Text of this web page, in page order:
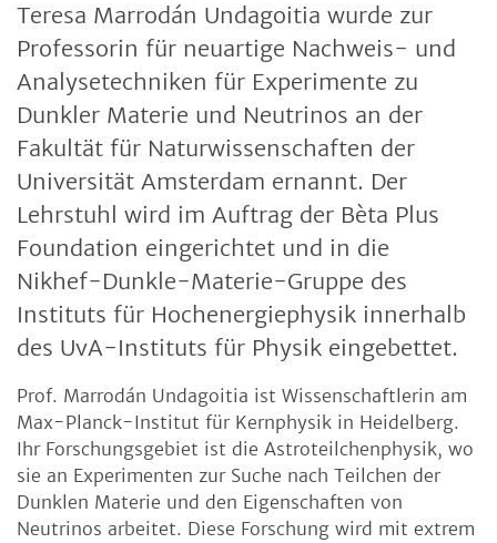
Teresa Marrodán Undagoitia wurde zur
Professorin für neuartige Nachweis- und
Analysetechniken für Experimente zu
Dunkler Materie und Neutrinos an der
Fakultät für Naturwissenschaften der
Universität Amsterdam ernannt. Der
Lehrstuhl wird im Auftrag der Bèta Plus
Foundation eingerichtet und in die
Nikhef-Dunkle-Materie-Gruppe des
Instituts für Hochenergiephysik innerhalb
des UvA-Instituts für Physik eingebettet.
Prof. Marrodán Undagoitia ist Wissenschaftlerin am
Max-Planck-Institut für Kernphysik in Heidelberg.
Ihr Forschungsgebiet ist die Astroteilchenphysik, wo
sie an Experimenten zur Suche nach Teilchen der
Dunklen Materie und den Eigenschaften von
Neutrinos arbeitet. Diese Forschung wird mit extrem